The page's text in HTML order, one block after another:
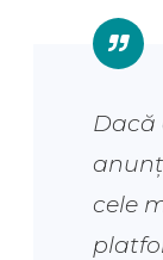
Dacă
cele